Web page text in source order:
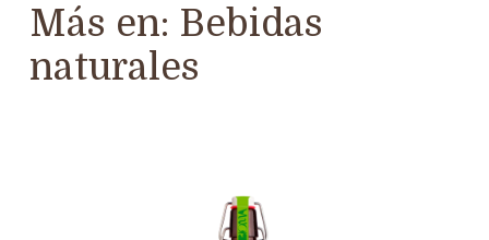
Más en: Bebidas
naturales